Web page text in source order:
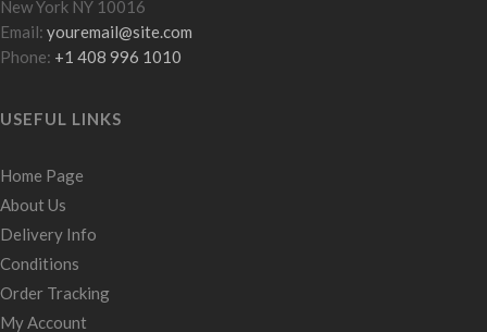
New York NY 10016
Email: youremail@site.com
Phone: +1 408 996 1010
USEFUL LINKS
Home Page
About Us
Delivery Info
Conditions
Order Tracking
My Account